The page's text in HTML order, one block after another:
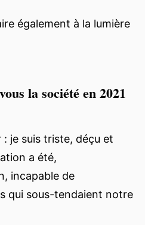
également à la lumière
la société en 2021
je suis triste, déçu et
a été,
incapable de
qui sous-tendaient notre